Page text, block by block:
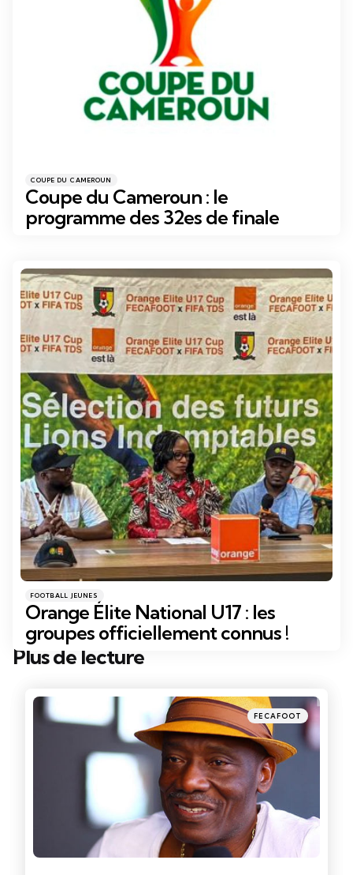
Catégories
Posté
dans
COUPE DU CAMEROUN
Coupe du Cameroun : le
programme des 32es de finale
Catégories
Posté
dans
FOOTBALL JEUNES
Orange Élite National U17 : les
groupes officiellement connus !
Plus de lecture
Post
Posté
dans
FECAFOOT